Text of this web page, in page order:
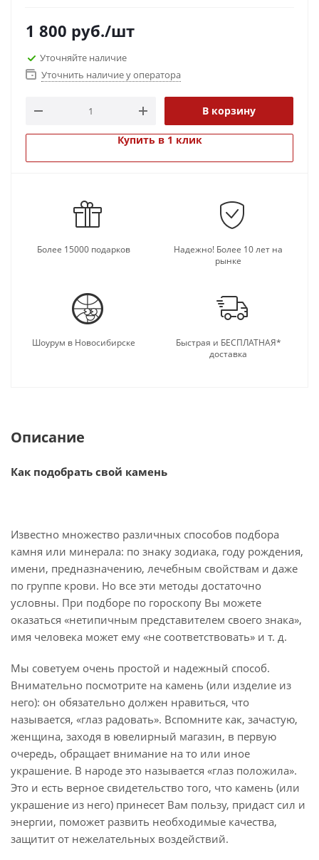
1 800 руб./шт
Уточняйте наличие
Уточнить наличие у оператора
В корзину
Купить в 1 клик
Более 15000 подарков
Надежно! Более 10 лет на
рынке
Шоурум в Новосибирске
Быстрая и БЕСПЛАТНАЯ*
доставка
Описание
Как подобрать свой камень
Известно множество различных способов подбора
камня или минерала: по знаку зодиака, году рождения,
имени, предназначению, лечебным свойствам и даже
по группе крови. Но все эти методы достаточно
условны. При подборе по гороскопу Вы можете
оказаться «нетипичным представителем своего знака»,
имя человека может ему «не соответствовать» и т. д.
Мы советуем очень простой и надежный способ.
Внимательно посмотрите на камень (или изделие из
него): он обязательно должен нравиться, что
называется, «глаз радовать». Вспомните как, зачастую,
женщина, заходя в ювелирный магазин, в первую
очередь, обращает внимание на то или иное
украшение. В народе это называется «глаз положила».
Это и есть верное свидетельство того, что камень (или
украшение из него) принесет Вам пользу, придаст сил и
энергии, поможет развить необходимые качества,
защитит от нежелательных воздействий.